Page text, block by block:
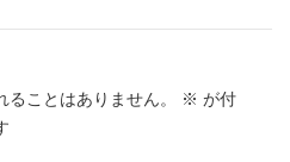
ことはありません。 ※ が付